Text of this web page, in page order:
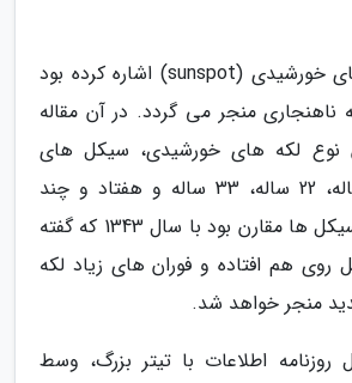
آن مقاله به لکه های خورشیدی (sunspot) اشاره کرده بود
ناهنجاری منجر می گردد. در آن مقاله
نوع لکه های خورشیدی، سیکل های
مختلف دارد؛ 11 ساله، 22 ساله، 33 ساله و هفتاد و چند
ساله. یکی از این سیکل ها مقارن بود با سال 1343 که گفته
هم افتاده و فوران های زیاد لکه
منجر خواهد شد.
اطلاعات با تیتر بزرگ، وسط